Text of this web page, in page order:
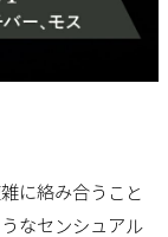
に絡み合うこと
なセンシュアル